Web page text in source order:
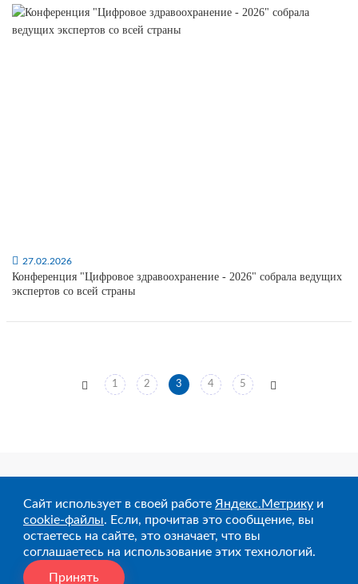
27.02.2026
Конференция "Цифровое здравоохранение - 2026" собрала ведущих
экспертов со всей страны
1 2 3 4 5
Заказать звонок
г. Тюмень, ул. Мельникайте, 106, 2 этаж, офис 211
Сайт использует в своей работе Яндекс.Метрику и
cookie-файлы. Если, прочитав это сообщение, вы
остаетесь на сайте, это означает, что вы
соглашаетесь на использование этих технологий.
Принять